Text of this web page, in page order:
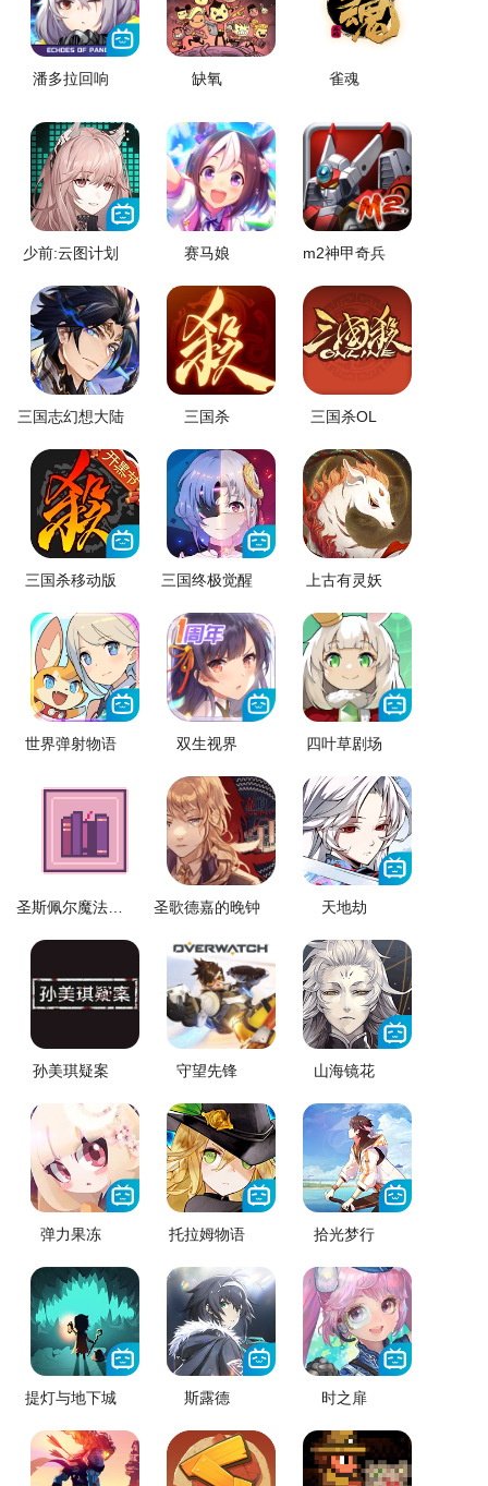
潘多拉回响 缺氧 雀魂
少前:云图计划 赛马娘 m2神甲奇兵
三国志幻想大陆 三国杀 三国杀OL
三国杀移动版 三国终极觉醒 上古有灵妖
世界弹射物语 双生视界 四叶草剧场
圣斯佩尔魔法学院学生恋爱指南 圣歌德嘉的晚钟 天地劫
孙美琪疑案 守望先锋 山海镜花
弹力果冻 托拉姆物语 拾光梦行
提灯与地下城 斯露德 时之扉